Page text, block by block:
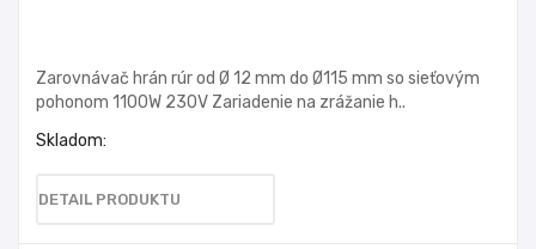
Zarovnávač hrán rúr od Ø 12 mm do Ø115 mm so sieťovým
pohonom 1100W 230V Zariadenie na zrážanie h..
Skladom:
DETAIL PRODUKTU